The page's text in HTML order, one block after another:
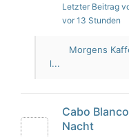
Letzter Beitrag
vor 13 Stunden
Morgens
l...
Cabo
Nacht